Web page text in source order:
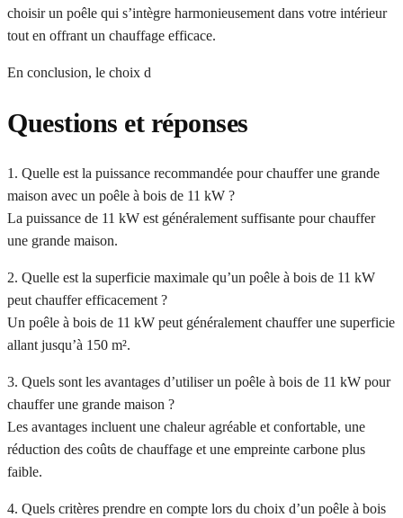
choisir un poêle qui s’intègre harmonieusement dans votre intérieur
tout en offrant un chauffage efficace.
En conclusion, le choix d
Questions et réponses
1. Quelle est la puissance recommandée pour chauffer une grande
maison avec un poêle à bois de 11 kW ?
La puissance de 11 kW est généralement suffisante pour chauffer
une grande maison.
2. Quelle est la superficie maximale qu’un poêle à bois de 11 kW
peut chauffer efficacement ?
Un poêle à bois de 11 kW peut généralement chauffer une superficie
allant jusqu’à 150 m².
3. Quels sont les avantages d’utiliser un poêle à bois de 11 kW pour
chauffer une grande maison ?
Les avantages incluent une chaleur agréable et confortable, une
réduction des coûts de chauffage et une empreinte carbone plus
faible.
4. Quels critères prendre en compte lors du choix d’un poêle à bois